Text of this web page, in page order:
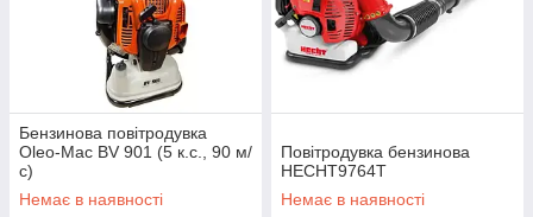
Бензинова повітродувка
Oleo-Mac BV 901 (5 к.с., 90 м/
с)
Немає в наявності
Повітродувка бензинова
HECHT9764T
Немає в наявності